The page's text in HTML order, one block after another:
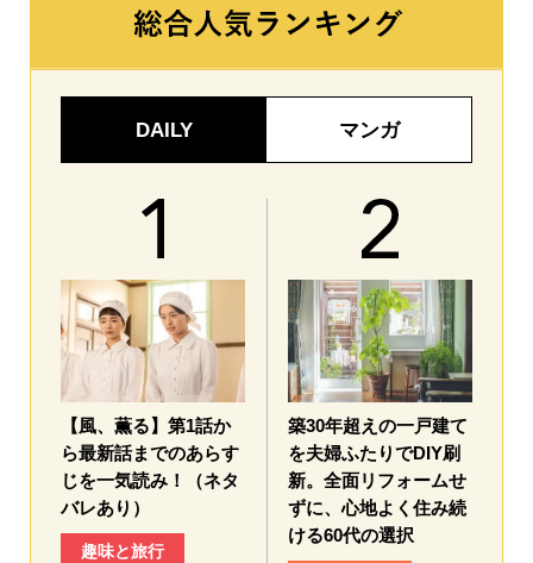
DAILY マンガ
【風、薫る】第1話か
ら最新話までのあらす
じを一気読み！（ネタ
バレあり）
趣味と旅行
築30年超えの一戸建て
を夫婦ふたりでDIY刷
新。全面リフォームせ
ずに、心地よく住み続
ける60代の選択